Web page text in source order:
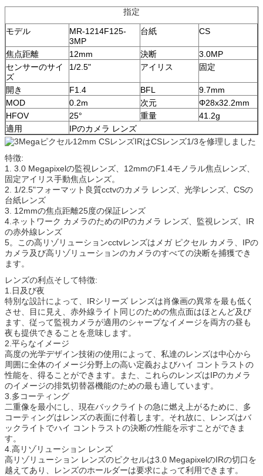
指定
モデル
MR-1214F125-
3MP
台紙 CS
焦点距離 12mm 決断
3.0MP
センサーのサイ
ズ
1/2.5" アイリス 固定
開き F1.4 BFL
9.7mm
MOD
0.2m 次元
Φ28x32.2mm
HFOV
25° 重量
41.2g
適用
IPのカメラ レンズ
特徴:
1. 3.0 Megapixelの監視レンズ、12mmのF1.4モノラル焦点レンズ、
固定アイリス手動焦点レンズ。
2. 1/2.5"フォーマット良質cctvのカメラ レンズ、光学レンズ、CSの
台紙レンズ
3. 12mmの焦点距離25度の保証レンズ
4.ネットワーク カメラのためのIPのカメラ レンズ、監視レンズ、IR
の赤外線レンズ
5。この高リゾリューションcctvレンズはメガ ピクセル カメラ、IPの
カメラ及び高リゾリューションのカメラのすべての決断を捕獲でき
ます。
レンズの利点そして特徴:
1.日及び夜
特別な設計によって、IRシリーズ レンズは肖像画の異常を最も低く
させ、目に見え、赤外線ライト同じのための焦点面はほとんど及び
ます、従って監視カメラが適用のシャープなイメージを両方の昼も
夜も提供できることを意味します。
2.平らなイメージ
高度の光学デザイン技術の使用によって、私達のレンズは中心から
周囲に全体のイメージ分野上の高い定義およびハイ コントラストの
性能を、得ることができます。また、これらのレンズはIPのカメラ
のイメージの排気切替器機能のための最も適しています。
3.多コーティング
二重像を最小にし、現在バックライトの急に燃え上がるために、多
コーティングはレンズの表面に付着します。それ故に、レンズはバ
ックライトでハイ コントラストの決断の性能を示すことができま
す。
4.高リゾリューション レンズ
高リゾリューション レンズのピクセルは3.0 MegapixelのIRの切口を
越えてあり、レンズのホールダーは要求によって利用できます。